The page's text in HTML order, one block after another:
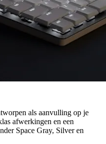
als aanvulling op je
afwerkingen en een
Space Gray, Silver en